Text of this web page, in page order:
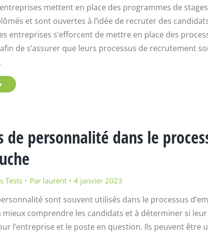
mettent en place des programmes de
et sont ouvertes à l’idée de recruter des
entreprises s’efforcent de mettre en place des
de s’assurer que leurs processus de recrutement
de personnalité dans le
Tests Par laurent 4 janvier 2023
sont souvent utilisés dans le processus
mieux comprendre les candidats et à déterminer si
l’entreprise et le poste en question. Ils peuvent être